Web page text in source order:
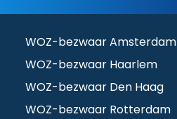
WOZ-bezwaar Amsterdam
WOZ-bezwaar Haarlem
WOZ-bezwaar Den Haag
WOZ-bezwaar Rotterdam